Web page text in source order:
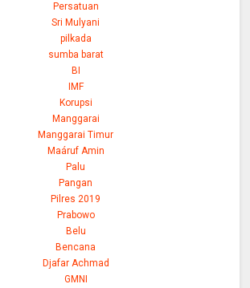
Persatuan
Sri Mulyani
pilkada
sumba barat
BI
IMF
Korupsi
Manggarai
Manggarai Timur
Maáruf Amin
Palu
Pangan
Pilres 2019
Prabowo
Belu
Bencana
Djafar Achmad
GMNI